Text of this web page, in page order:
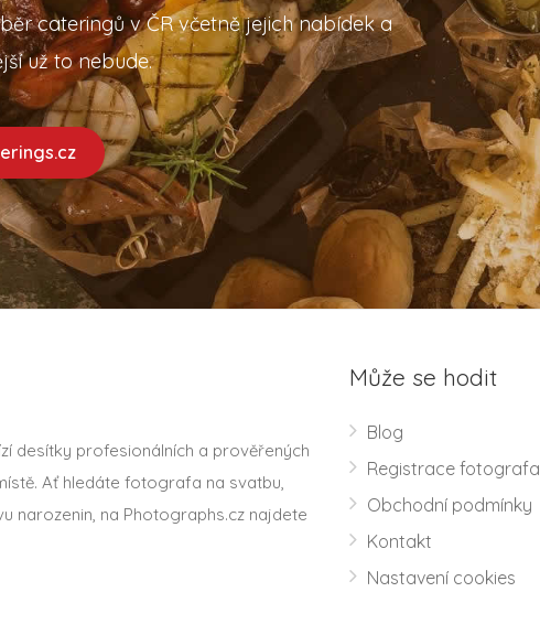
cateringů v ČR včetně jejich nabídek a
už to nebude.
desítky profesionálních a prověřených
Ať hledáte fotografa na svatbu,
narozenin, na Photographs.cz najdete
Může se hodit
Blog
Registrace fotografa
Obchodní podmínky
Kontakt
Nastavení cookies